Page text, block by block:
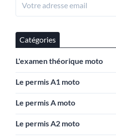
Catégories
L'examen théorique moto
Le permis A1 moto
Le permis A moto
Le permis A2 moto